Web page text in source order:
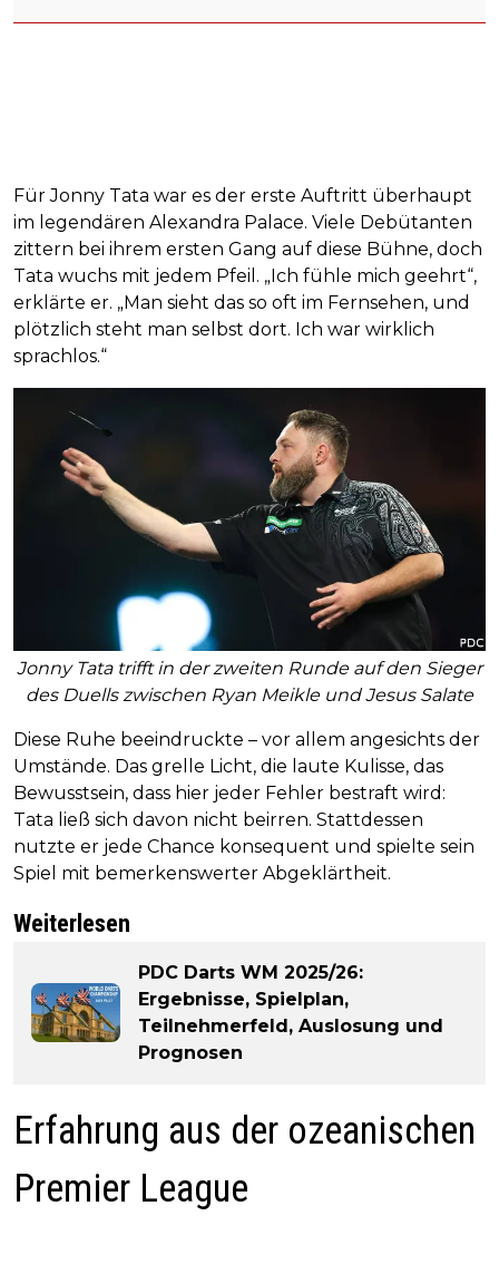
Für Jonny Tata war es der erste Auftritt überhaupt
im legendären Alexandra Palace. Viele Debütanten
zittern bei ihrem ersten Gang auf diese Bühne, doch
Tata wuchs mit jedem Pfeil. „Ich fühle mich geehrt“,
erklärte er. „Man sieht das so oft im Fernsehen, und
plötzlich steht man selbst dort. Ich war wirklich
sprachlos.“
Jonny Tata trifft in der zweiten Runde auf den Sieger
des Duells zwischen Ryan Meikle und Jesus Salate
Diese Ruhe beeindruckte – vor allem angesichts der
Umstände. Das grelle Licht, die laute Kulisse, das
Bewusstsein, dass hier jeder Fehler bestraft wird:
Tata ließ sich davon nicht beirren. Stattdessen
nutzte er jede Chance konsequent und spielte sein
Spiel mit bemerkenswerter Abgeklärtheit.
Weiterlesen
PDC Darts WM 2025/26:
Ergebnisse, Spielplan,
Teilnehmerfeld, Auslosung und
Prognosen
Erfahrung aus der ozeanischen
Premier League